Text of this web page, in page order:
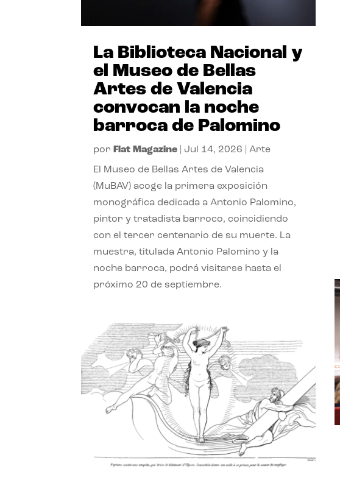
La Biblioteca Nacional y
el Museo de Bellas
Artes de Valencia
convocan la noche
barroca de Palomino
por Flat Magazine Jul 14, 2026 |Arte
El Museo de Bellas Artes de Valencia
(MuBAV) acoge la primera exposición
monográfica dedicada a Antonio Palomino,
pintor y tratadista barroco, coincidiendo
con el tercer centenario de su muerte. La
muestra, titulada Antonio Palomino y la
noche barroca, podrá visitarse hasta el
próximo 20 de septiembre.